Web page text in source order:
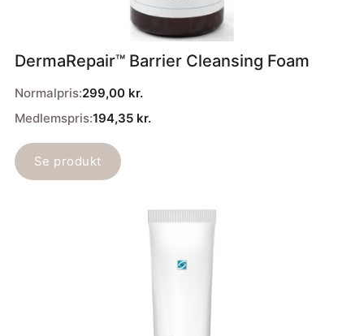
DermaRepair™ Barrier Cleansing Foam
Normalpris:299,00 kr.
Medlemspris:194,35 kr.
Se produkt